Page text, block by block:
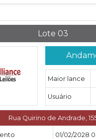
Lote 03
Maior lance
Usuário
Rua Quirino de Andrade,
01/02/2028